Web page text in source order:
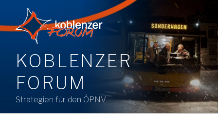
springen
KOBLENZER
FORUM
Strategien für den ÖPNV